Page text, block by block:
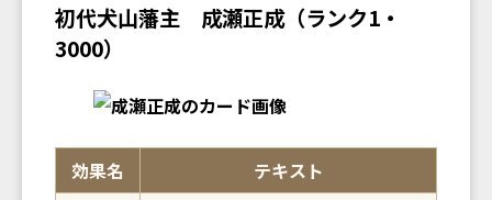
初代犬山藩主 成瀬正成（ランク1・
3000）
効果名 テキスト